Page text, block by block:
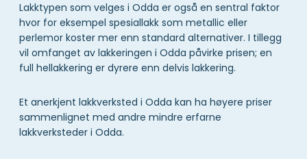
Lakktypen som velges i Odda er også en sentral faktor
hvor for eksempel spesiallakk som metallic eller
perlemor koster mer enn standard alternativer. I tillegg
vil omfanget av lakkeringen i Odda påvirke prisen; en
full hellakkering er dyrere enn delvis lakkering.
Et anerkjent lakkverksted i Odda kan ha høyere priser
sammenlignet med andre mindre erfarne
lakkverksteder i Odda.